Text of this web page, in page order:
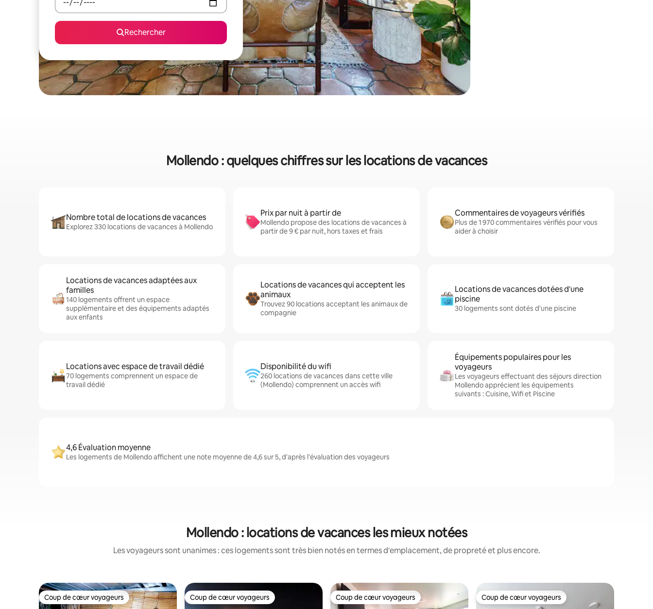
Rechercher
Mollendo : quelques chiffres sur les locations de vacances
Nombre total de locations de vacances
Explorez 330 locations de vacances à Mollendo
Prix par nuit à partir de
Mollendo propose des locations de vacances à
partir de 9 € par nuit, hors taxes et frais
Commentaires de voyageurs vérifiés
Plus de 1 970 commentaires vérifiés pour vous
aider à choisir
Locations de vacances adaptées aux
familles
140 logements offrent un espace
supplémentaire et des équipements adaptés
aux enfants
Locations de vacances qui acceptent les
animaux
Trouvez 90 locations acceptant les animaux de
compagnie
Locations de vacances dotées d'une
piscine
30 logements sont dotés d'une piscine
Locations avec espace de travail dédié
70 logements comprennent un espace de
travail dédié
Disponibilité du wifi
260 locations de vacances dans cette ville
(Mollendo) comprennent un accès wifi
Équipements populaires pour les
voyageurs
Les voyageurs effectuant des séjours direction
Mollendo apprécient les équipements
suivants : Cuisine, Wifi et Piscine
4,6 Évaluation moyenne
Les logements de Mollendo affichent une note moyenne de 4,6 sur 5, d'après l'évaluation des voyageurs
Mollendo : locations de vacances les mieux notées
Les voyageurs sont unanimes : ces logements sont très bien notés en termes d'emplacement, de propreté et plus encore.
Coup de cœur voyageurs
Coup de cœur voyageurs Coup de cœur voyageurs
Coup de cœur voyageurs Coup de cœur voyageurs
Coup de cœur voyageurs Coup de cœur voyageurs
Coup de cœur voyageurs